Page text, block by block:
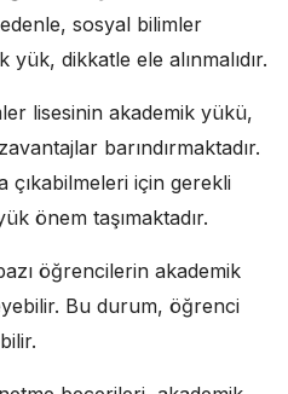
sosyal bilimler
dikkatle ele alınmalıdır.
lisesinin akademik yükü,
barındırmaktadır.
için gerekli
önem taşımaktadır.
öğrencilerin akademik
Bu durum, öğrenci